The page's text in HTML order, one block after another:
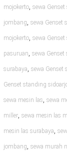
mojokerto, sewa
jombang, sewa Genset
mojokerto, sewa
pasuruan, sewa
surabaya, sewa
Genset standing
sewa mesin las, sewa
miller, sewa mesin las
mesin las surabaya,
jombang, sewa murah